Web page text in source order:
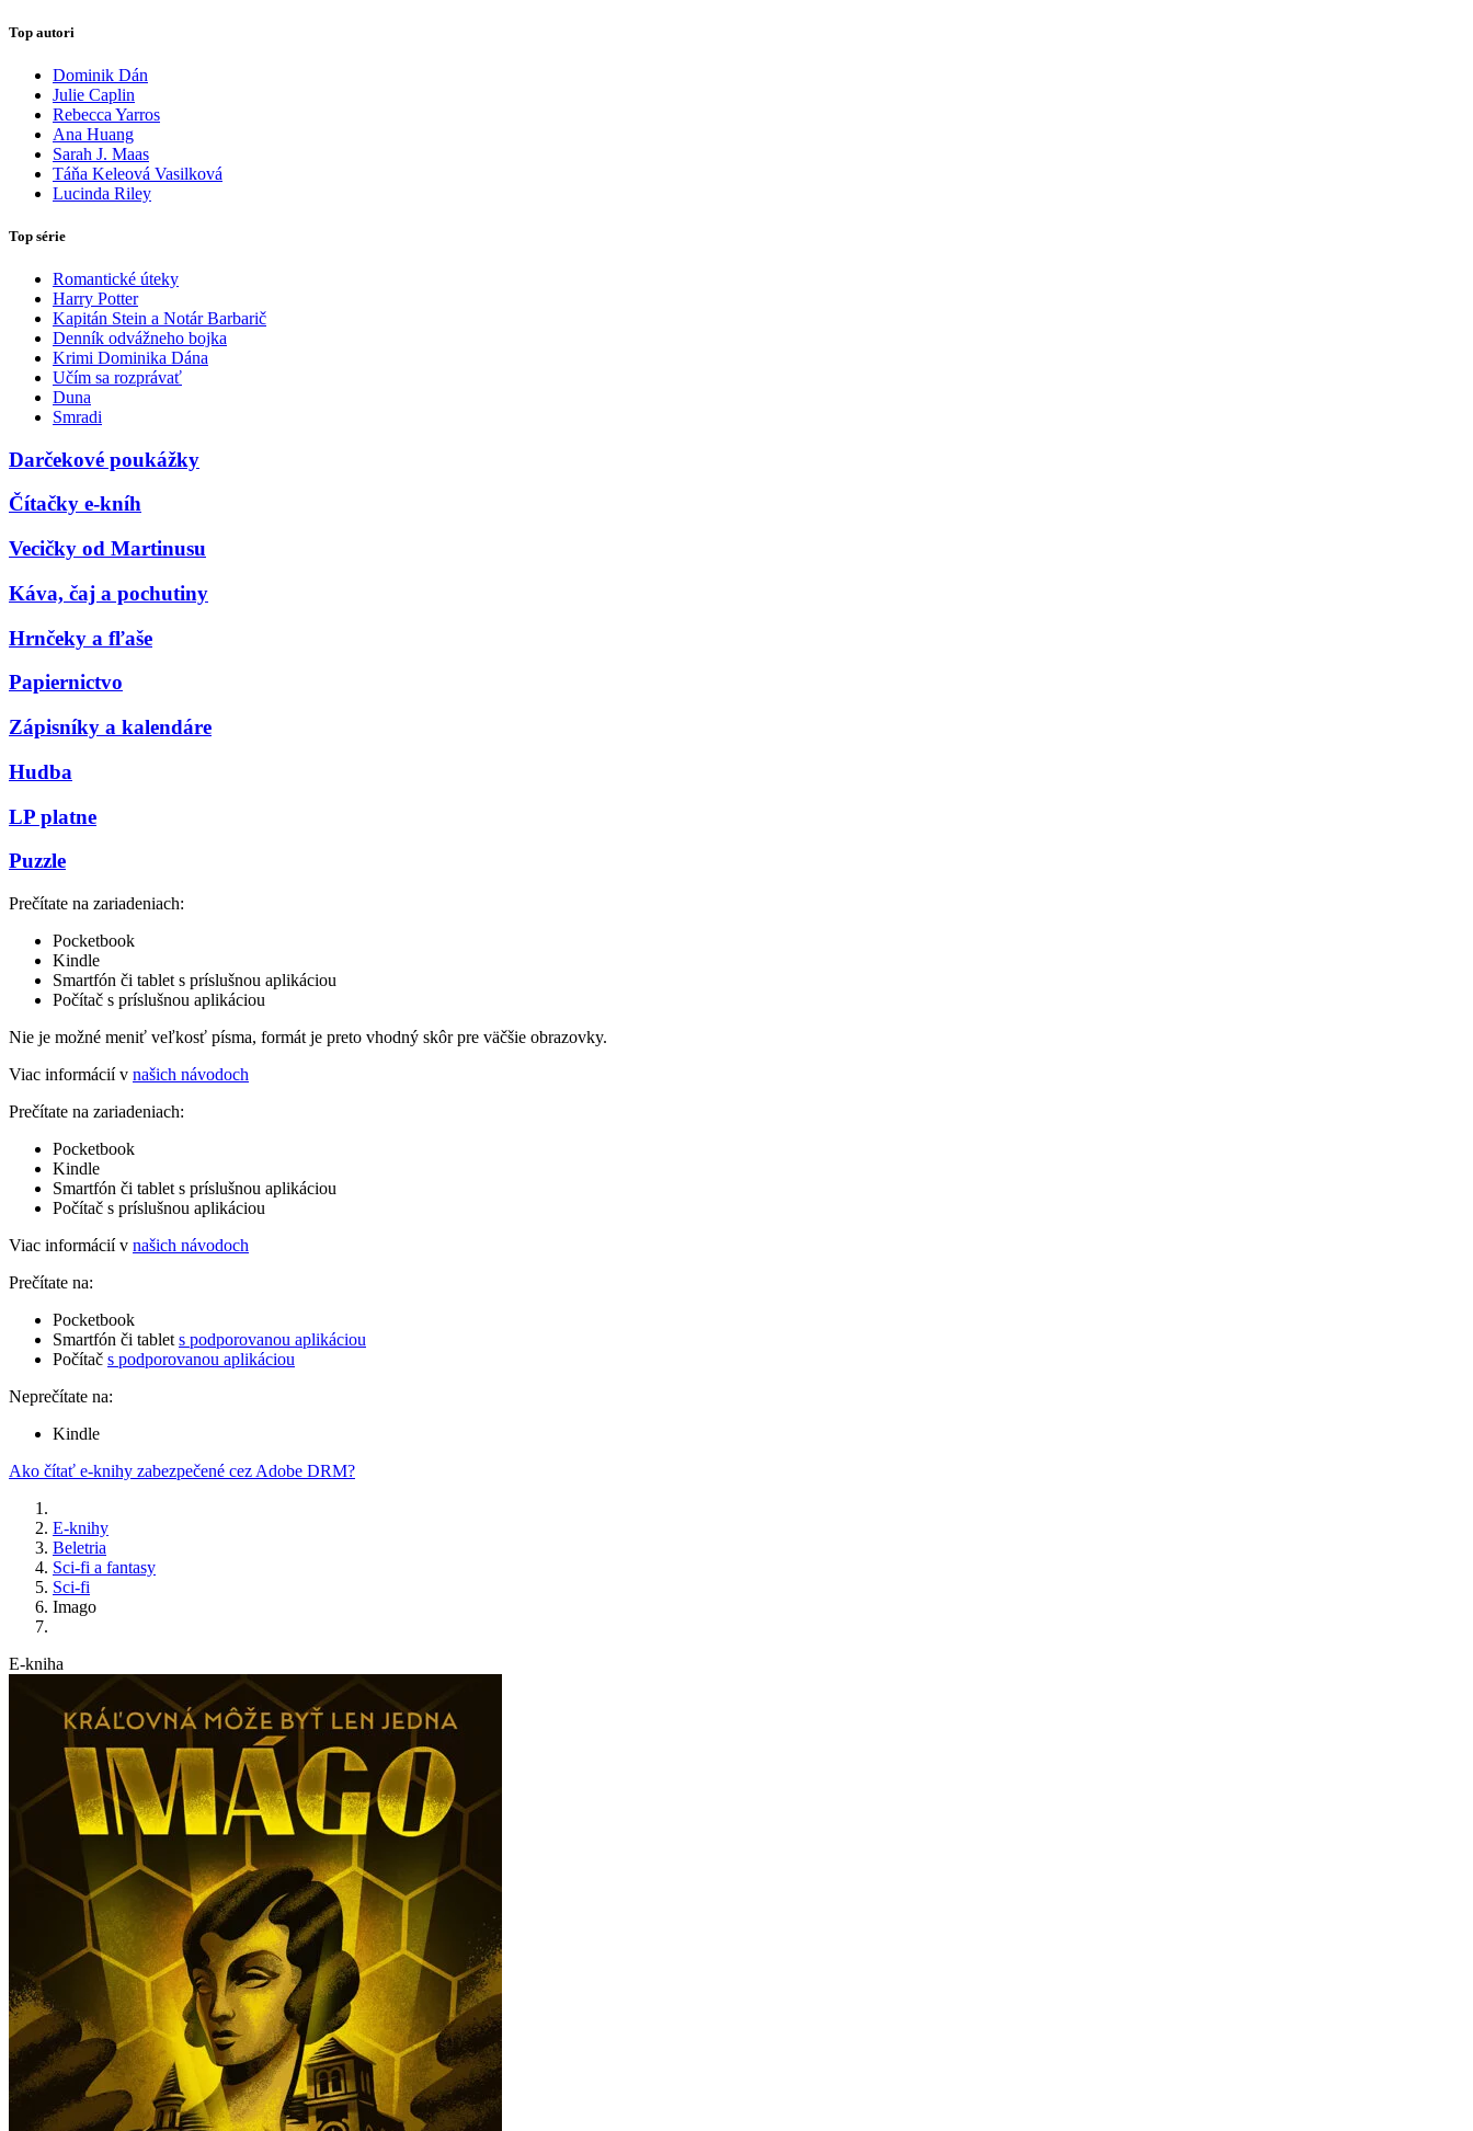
Top autori
Dominik Dán
Julie Caplin
Rebecca Yarros
Ana Huang
Sarah J. Maas
Táňa Keleová Vasilková
Lucinda Riley
Top série
Romantické úteky
Harry Potter
Kapitán Stein a Notár Barbarič
Denník odvážneho bojka
Krimi Dominika Dána
Učím sa rozprávať
Duna
Smradi
Darčekové poukážky
Čítačky e-kníh
Vecičky od Martinusu
Káva, čaj a pochutiny
Hrnčeky a fľaše
Papiernictvo
Zápisníky a kalendáre
Hudba
LP platne
Puzzle
Prečítate na zariadeniach:
Pocketbook
Kindle
Smartfón či tablet s príslušnou aplikáciou
Počítač s príslušnou aplikáciou
Nie je možné meniť veľkosť písma, formát je preto vhodný skôr pre väčšie obrazovky.
Viac informácií v našich návodoch
Prečítate na zariadeniach:
Pocketbook
Kindle
Smartfón či tablet s príslušnou aplikáciou
Počítač s príslušnou aplikáciou
Viac informácií v našich návodoch
Prečítate na:
Pocketbook
Smartfón či tablet s podporovanou aplikáciou
Počítač s podporovanou aplikáciou
Neprečítate na:
Kindle
Ako čítať e-knihy zabezpečené cez Adobe DRM?
E-knihy
Beletria
Sci-fi a fantasy
Sci-fi
Imago
E-kniha